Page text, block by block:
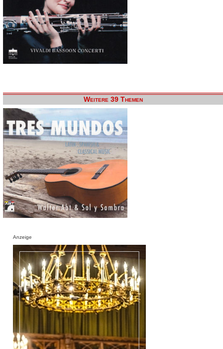
Weitere 39 Themen
Anzeige